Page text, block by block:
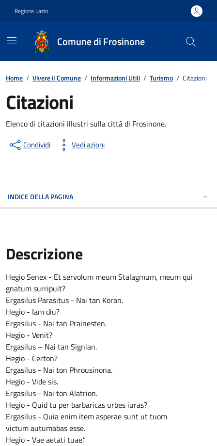
Regione Lazio
Comune di Frosinone
Contenuti in evidenza
Home / Vivere il Comune / Informazioni Utili / Turismo / Citazioni
Citazioni
Elenco di citazioni illustri sulla città di Frosinone.
Condividi Vedi azioni
INDICE DELLA PAGINA
Descrizione
Hegio Senex - Et servolum meum Stalagmum, meum qui
gnatum surripuit?
Ergasilus Parasitus - Nai tan Koran.
Hegio - Iam diu?
Ergasilus - Nai tan Prainesten.
Hegio - Venit?
Ergasilus – Nai tan Signian.
Hegio - Certon?
Ergasilus - Nai ton Phrousinona.
Hegio - Vide sis.
Ergasilus - Nai ton Alatrion.
Hegio - Quid tu per barbaricas urbes iuras?
Ergasilus - Quia enim item asperae sunt ut tuom
victum autumabas esse.
Hegio - Vae aetati tuae.“